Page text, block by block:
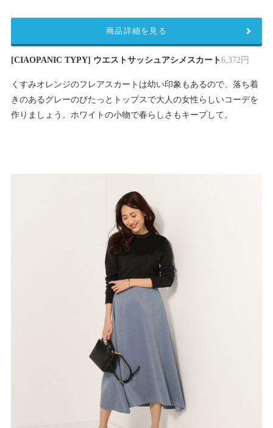
[CIAOPANIC TYPY] ウエストサッシュアシメスカート6,372円
くすみオレンジのフレアスカートは幼い印象もあるので、落ち着
きのあるグレーのぴたっとトップスで大人の女性らしいコーデを
作りましょう。ホワイトの小物で春らしさもキープして。
商品詳細を見る